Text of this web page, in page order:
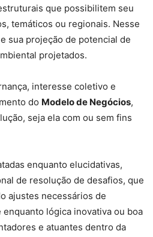
que possibilitem seu
temáticos ou regionais. Nesse
sua projeção de potencial de
projetados.
interesse coletivo e
do Modelo de Negócios,
seja ela com ou sem fins
enquanto elucidativas,
de resolução de desafios, que
ajustes necessários de
lógica inovativa ou boa
e atuantes dentro da